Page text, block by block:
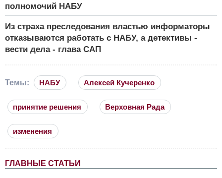
полномочий НАБУ
Из страха преследования властью информаторы
отказываются работать с НАБУ, а детективы -
вести дела - глава САП
Темы: НАБУ Алексей Кучеренко
принятие решения Верховная Рада
изменения
ГЛАВНЫЕ СТАТЬИ